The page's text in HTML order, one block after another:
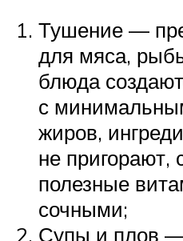
Тушение —
для мяса,
блюда
с
жиров,
не пригорают,
полезные
сочными;
Супы и плов